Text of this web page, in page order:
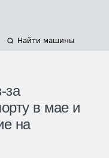
Найти машины
за
в мае и
на